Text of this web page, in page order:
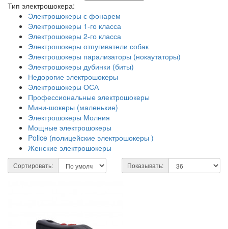
Тип электрошокера:
Электрошокеры с фонарем
Электрошокеры 1-го класса
Электрошокеры 2-го класса
Электрошокеры отпугиватели собак
Электрошокеры парализаторы (нокаутаторы)
Электрошокеры дубинки (биты)
Недорогие электрошокеры
Электрошокеры ОСА
Профессиональные электрошокеры
Мини-шокеры (маленькие)
Электрошокеры Молния
Мощные электрошокеры
Police (полицейские электрошокеры )
Женские электрошокеры
Сортировать: Показывать: